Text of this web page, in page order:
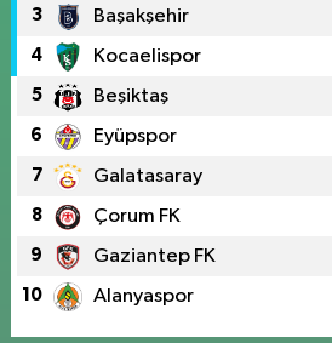
3 Başakşehir
4 Kocaelispor
5 Beşiktaş
6 Eyüpspor
7 Galatasaray
8 Çorum FK
9 Gaziantep FK
10 Alanyaspor